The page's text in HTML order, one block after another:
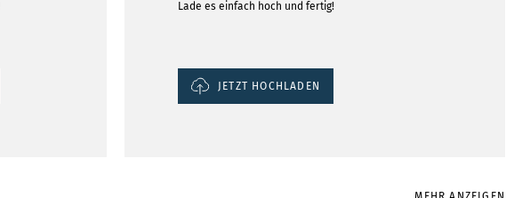
Lade es einfach hoch und fertig!
JETZT HOCHLADEN